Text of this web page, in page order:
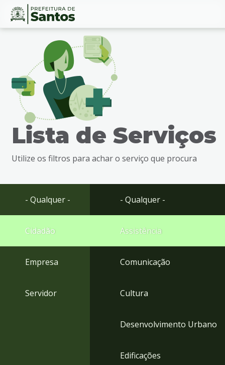
Ir
busca
Ir
rodapé
Conteúdo
Lista de Serviços
Utilize os filtros para achar o serviço que procura
- Qualquer -
Cidadão
Empresa
Servidor
- Qualquer -
Assistência
Comunicação
Cultura
Desenvolvimento Urbano
Edificações